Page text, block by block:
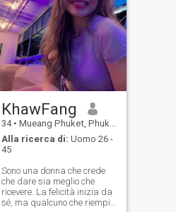
KhawFang
34 • Mueang Phuket, Phuket, Thailandia
Alla ricerca di: Uomo 26 -
45
Sono una donna che crede
che dare sia meglio che
ricevere. La felicità inizia da
sé, ma qualcuno che riempie